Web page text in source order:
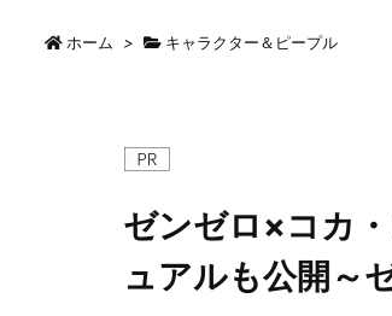
ホーム > キャラクター＆ピープル
ゼンゼロ×コカ
ュアルも公開～